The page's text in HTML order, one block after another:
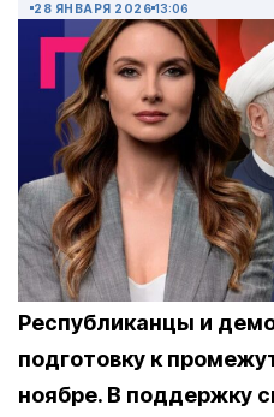
28 ЯНВАРЯ 2026 13:06
Республиканцы и
подготовку к
ноябре. В поддержку